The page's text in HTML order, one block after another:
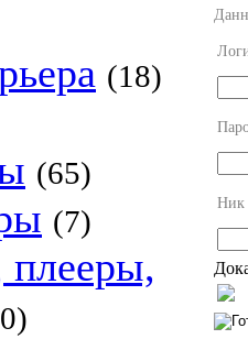
(18)
(65)
(7)
Ник